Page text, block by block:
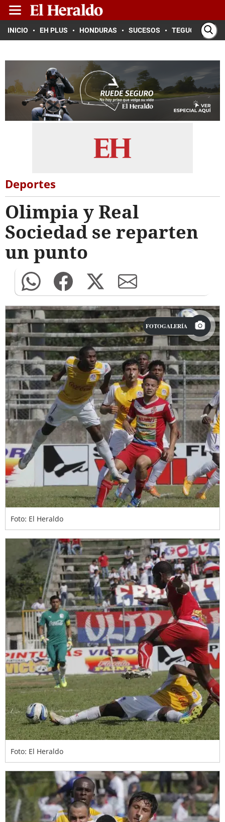
INICIO EH PLUS HONDURAS SUCESOS TEGUCIGALPA
Deportes
Olimpia y Real
Sociedad se reparten
un punto
FOTOGALERÍA
Foto: El Heraldo
Foto: El Heraldo